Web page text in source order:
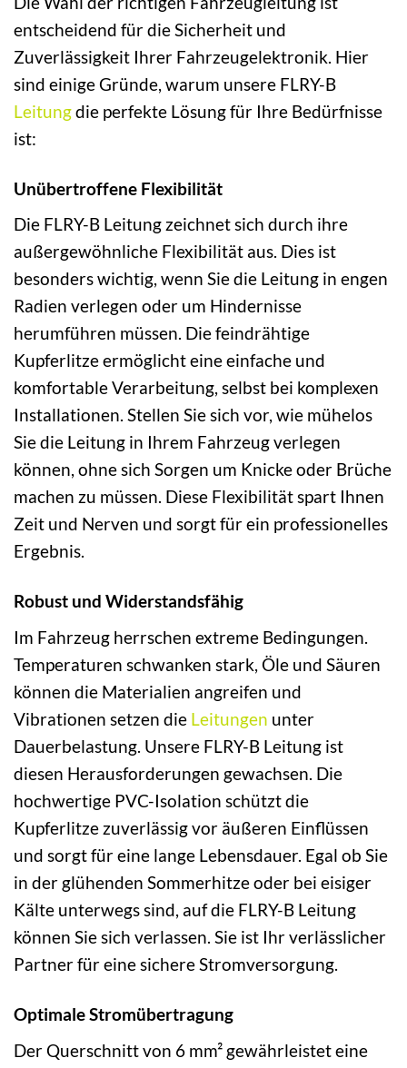
entscheidend für die Sicherheit und
Zuverlässigkeit Ihrer Fahrzeugelektronik. Hier
sind einige Gründe, warum unsere FLRY-B
Leitungdie perfekte Lösung für Ihre Bedürfnisse
ist:
Unübertroffene Flexibilität
Die FLRY-B Leitung zeichnet sich durch ihre
außergewöhnliche Flexibilität aus. Dies ist
besonders wichtig, wenn Sie die Leitung in engen
Radien verlegen oder um Hindernisse
herumführen müssen. Die feindrähtige
Kupferlitze ermöglicht eine einfache und
komfortable Verarbeitung, selbst bei komplexen
Installationen. Stellen Sie sich vor, wie mühelos
Sie die Leitung in Ihrem Fahrzeug verlegen
können, ohne sich Sorgen um Knicke oder Brüche
machen zu müssen. Diese Flexibilität spart Ihnen
Zeit und Nerven und sorgt für ein professionelles
Ergebnis.
Robust und Widerstandsfähig
Im Fahrzeug herrschen extreme Bedingungen.
Temperaturen schwanken stark, Öle und Säuren
können die Materialien angreifen und
Vibrationen setzen die Leitungen unter
Dauerbelastung. Unsere FLRY-B Leitung ist
diesen Herausforderungen gewachsen. Die
hochwertige PVC-Isolation schützt die
Kupferlitze zuverlässig vor äußeren Einflüssen
und sorgt für eine lange Lebensdauer. Egal ob Sie
in der glühenden Sommerhitze oder bei eisiger
Kälte unterwegs sind, auf die FLRY-B Leitung
können Sie sich verlassen. Sie ist Ihr verlässlicher
Partner für eine sichere Stromversorgung.
Optimale Stromübertragung
Der Querschnitt von 6 mm² gewährleistet eine